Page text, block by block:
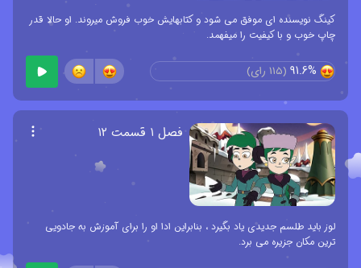
کینگ نویسنده ای موفق می شود و کتابهایش خوب فروش میروند. او حالا قدر
چاپ خوب و با کیفیت را میفهمد.
91.6%
(
115 رای)
فصل ۱ قسمت ۱۲
لوز باید طلسم جدیدی یاد بگیرد ، بنابراین ادا او را برای آموزش به جادویی
ترین مکان جزیره می برد.